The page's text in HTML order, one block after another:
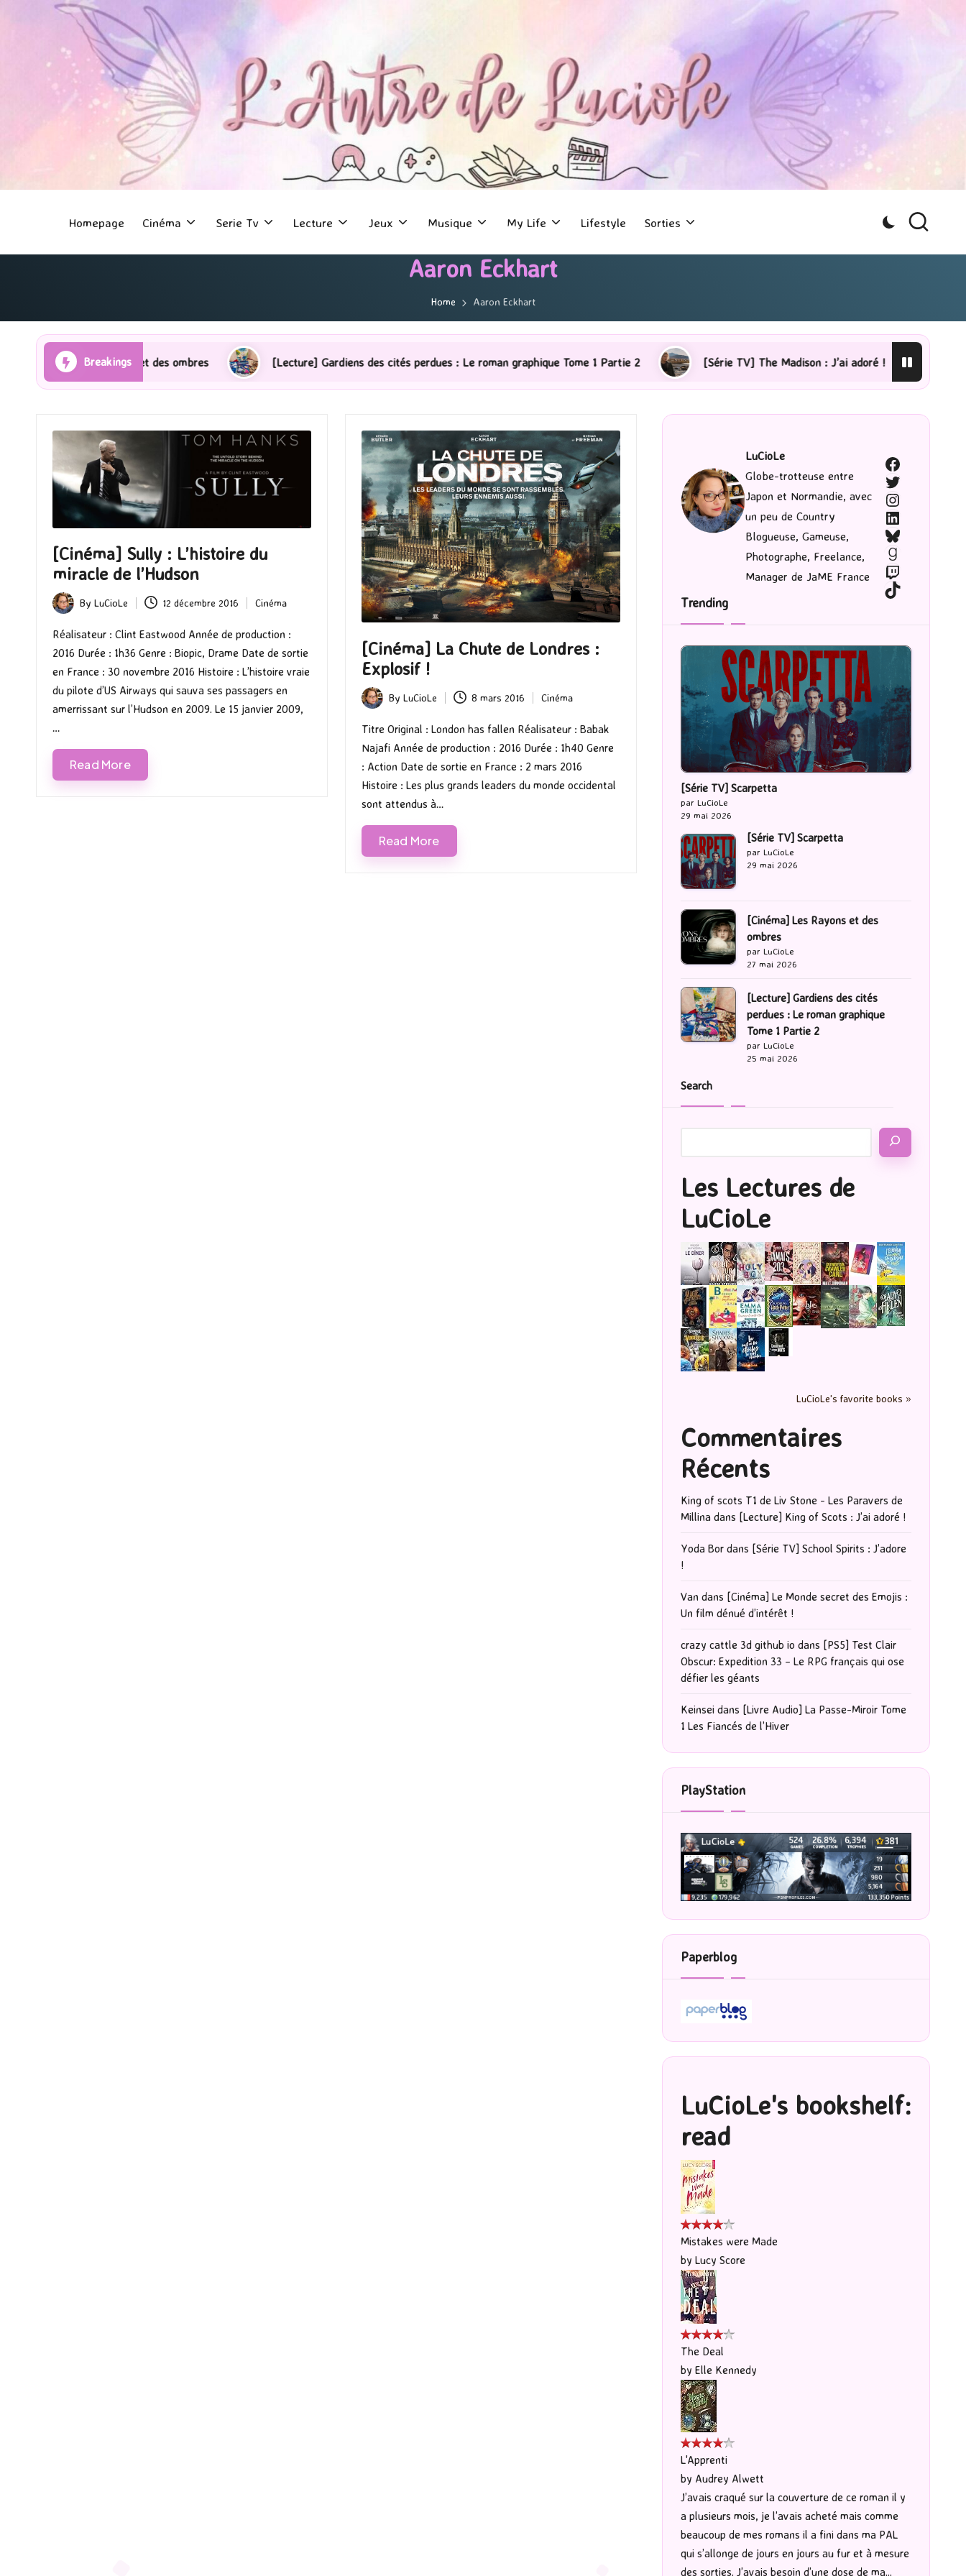
Homepage Cinéma Serie Tv Lecture Jeux Musique My Life Lifestyle Sorties
Aaron Eckhart
Home Aaron Eckhart
Breakings
Rayons et des ombres [Lecture] Gardiens des cités perdues : Le roman graphique Tome 1 Partie 2 [Série TV] The Madison : J’ai adoré ! [Lecture] La femme
[Cinéma] Sully : L’histoire du
miracle de l’Hudson
Posted
by
By LuCioLe 12 décembre 2016
in
Cinéma
Réalisateur : Clint Eastwood Année de production :
2016 Durée : 1h36 Genre : Biopic, Drame Date de sortie
en France : 30 novembre 2016 Histoire : L’histoire vraie
du pilote d’US Airways qui sauva ses passagers en
amerrissant sur l’Hudson en 2009. Le 15 janvier 2009,
…
Read More
[Cinéma] La Chute de Londres :
Explosif !
Posted
by
By LuCioLe 8 mars 2016
Posted
in
Cinéma
Titre Original : London has fallen Réalisateur : Babak
Najafi Année de production : 2016 Durée : 1h40 Genre
: Action Date de sortie en France : 2 mars 2016
Histoire : Les plus grands leaders du monde occidental
sont attendus à…
Read More
LuCioLe
Globe-trotteuse entre
Japon et Normandie, avec
un peu de Country
Blogueuse, Gameuse,
Photographe, Freelance,
Manager de JaME France
Facebook
Twitter
Instagram
LinkedIn
Bluesky
Goodreads
Twitch
TikTok
Trending
[Série TV] Scarpetta
par LuCioLe
29 mai 2026
[Série TV] Scarpetta
par LuCioLe
29 mai 2026
[Cinéma] Les Rayons et des
ombres
par LuCioLe
27 mai 2026
[Lecture] Gardiens des cités
perdues : Le roman graphique
Tome 1 Partie 2
par LuCioLe
25 mai 2026
Search
Les Lectures de
LuCioLe
LuCioLe's favorite books »
Commentaires
Récents
King of scots T1 de Liv Stone - Les Paravers de
Millinadans [Lecture] King of Scots : J’ai adoré !
Yoda Bordans [Série TV] School Spirits : J’adore
!
Van dans [Cinéma] Le Monde secret des Emojis :
Un film dénué d’intérêt !
crazy cattle 3d github io dans [PS5] Test Clair
Obscur: Expedition 33 – Le RPG français qui ose
défier les géants
Keinseidans [Livre Audio] La Passe-Miroir Tome
1 Les Fiancés de l’Hiver
PlayStation
Paperblog
LuCioLe's bookshelf:
read
Mistakes were Made
by Lucy Score
The Deal
by Elle Kennedy
L'Apprenti
by Audrey Alwett
J’avais craqué sur la couverture de ce roman il y
a plusieurs mois, je l’avais acheté mais comme
beaucoup de mes romans il a fini dans ma PAL
qui s’allonge de jours en jours au fur et à mesure
des sorties. J’avais besoin d’une dose de ma...